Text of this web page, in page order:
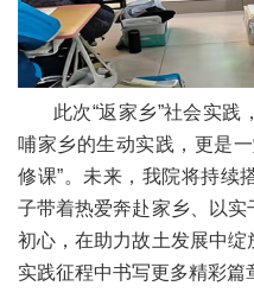
此次“返家乡”社会实践
哺家乡的生动实践，更是
修课”。未来，我院将持续
子带着热爱奔赴家乡、以
初心，在助力故土发展中
实践征程中书写更多精彩篇